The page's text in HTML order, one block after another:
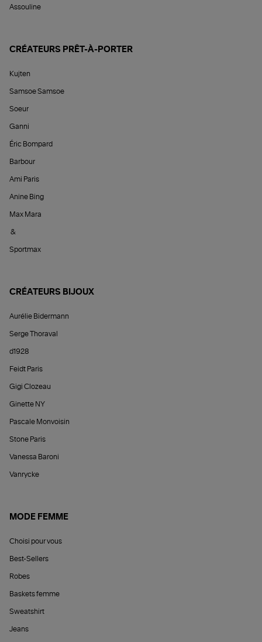
Assouline
CRÉATEURS PRÊT-À-PORTER
Kujten
Samsoe Samsoe
Soeur
Ganni
Éric Bompard
Barbour
Ami Paris
Anine Bing
Max Mara
&
Sportmax
CRÉATEURS BIJOUX
Aurélie Bidermann
Serge Thoraval
d1928
Feidt Paris
Gigi Clozeau
Ginette NY
Pascale Monvoisin
Stone Paris
Vanessa Baroni
Vanrycke
MODE FEMME
Choisi pour vous
Best-Sellers
Robes
Baskets femme
Sweatshirt
Jeans